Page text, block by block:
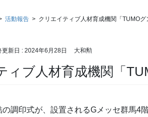
活動報告 クリエイティブ人材育成機関「TUMOグ
更新日 : 2024年6月28日 大和勲
ィブ人材育成機関「
調印式が、設置されるGメッセ群馬4